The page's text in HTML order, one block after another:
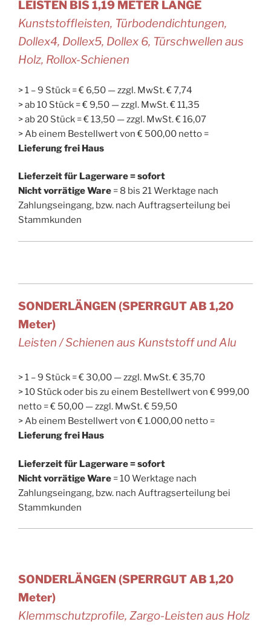
LEISTEN BIS 1,19 METER LÄNGE
Kunststoffleisten, Türbodendichtungen,
Dollex4, Dollex5, Dollex 6, Türschwellen aus
Holz, Rollox-Schienen
> 1 – 9 Stück = € 6,50 — zzgl. MwSt. € 7,74
> ab 10 Stück = € 9,50 — zzgl. MwSt. € 11,35
> ab 20 Stück = € 13,50 — zzgl. MwSt. € 16,07
> Ab einem Bestellwert von € 500,00 netto =
Lieferung frei Haus
Lieferzeit für Lagerware = sofort
Nicht vorrätige Ware = 8 bis 21 Werktage nach
Zahlungseingang, bzw. nach Auftragserteilung bei
Stammkunden
SONDERLÄNGEN (SPERRGUT AB 1,20
Meter)
Leisten / Schienen aus Kunststoff und Alu
> 1 – 9 Stück = € 30,00 — zzgl. MwSt. € 35,70
> 10 Stück oder bis zu einem Bestellwert von € 999,00
netto = € 50,00 — zzgl. MwSt. € 59,50
> Ab einem Bestellwert von € 1.000,00 netto =
Lieferung frei Haus
Lieferzeit für Lagerware = sofort
Nicht vorrätige Ware = 10 Werktage nach
Zahlungseingang, bzw. nach Auftragserteilung bei
Stammkunden
SONDERLÄNGEN (SPERRGUT AB 1,20
Meter)
Klemmschutzprofile, Zargo-Leisten aus Holz